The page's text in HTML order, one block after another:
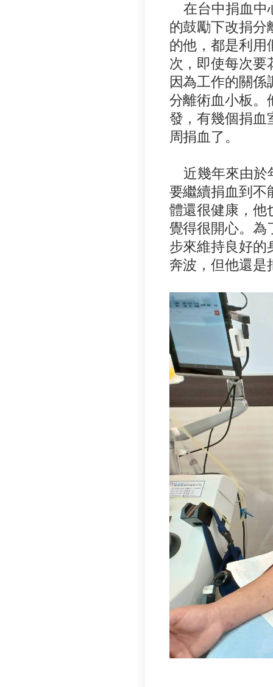
在台中捐血中
的鼓勵下改捐分
的他，都是利用
次，即使每次要
因為工作的關
分離術血小板。
發，有幾個捐血
周捐血了。
近幾年來由於
要繼續捐血到
體還很健康，他
覺得很開心。為
步來維持良好的
奔波，但他還